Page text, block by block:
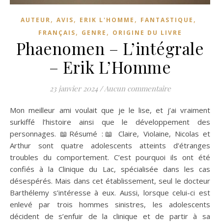
AUTEUR, AVIS, ERIK L'HOMME , FANTASTIQUE ,
FRANÇAIS, GENRE , ORIGINE DU LIVRE
Phaenomen – L’intégrale
– Erik L’Homme
23 janvier 2024 / Aucun commentaire
Mon meilleur ami voulait que je le lise, et j’ai vraiment
surkiffé l’histoire ainsi que le développement des
personnages. 📖Résumé :📖 Claire, Violaine, Nicolas et
Arthur sont quatre adolescents atteints d’étranges
troubles du comportement. C’est pourquoi ils ont été
confiés à la Clinique du Lac, spécialisée dans les cas
désespérés. Mais dans cet établissement, seul le docteur
Barthélemy s’intéresse à eux. Aussi, lorsque celui-ci est
enlevé par trois hommes sinistres, les adolescents
décident de s’enfuir de la clinique et de partir à sa